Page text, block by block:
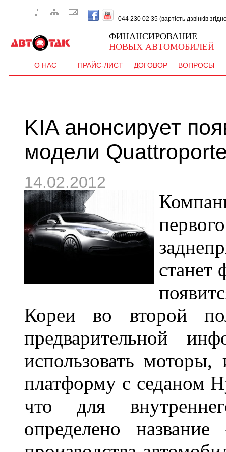
044 230 02 35 (вартість дзвінків
ФИНАНСИРОВАНИЕ
НОВЫХ АВТОМОБИЛЕЙ
О НАС ПРАЙС-ЛИСТ ДОГОВОР ВОПРОСЫ
KIA анонсирует
модели
14.02.2012
станет
Кореи во второй
предварительной
использовать моторы,
платформу с седаном
что для
определено название